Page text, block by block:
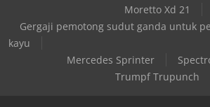
Moretto Xd 21
Gergaji pemotong sudut ganda untuk
kayu
Mercedes Sprinter
Trumpf Trupunch